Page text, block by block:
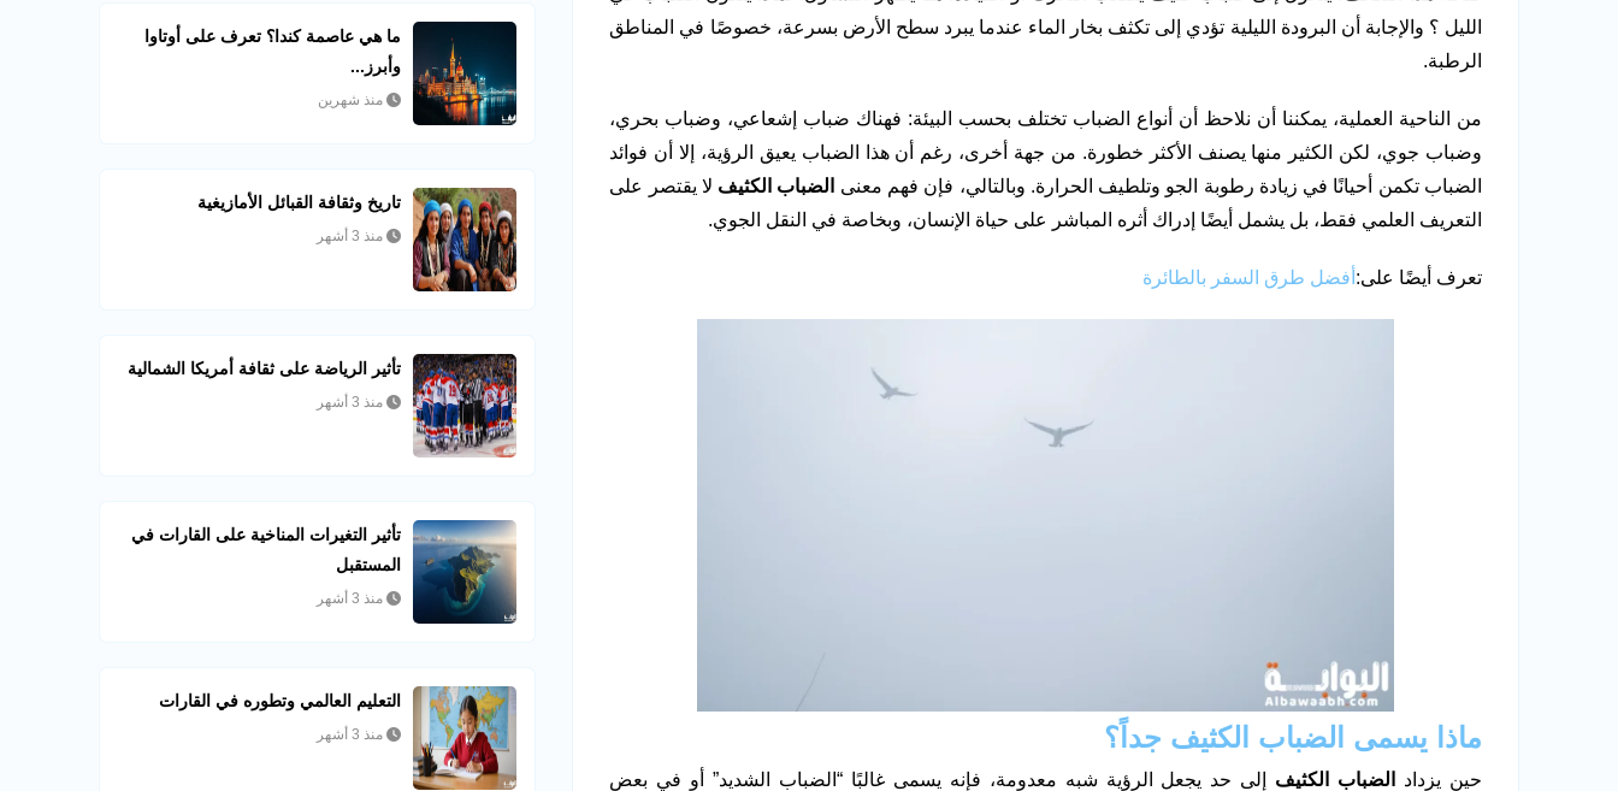
الليل ؟ والإجابة أن البرودة الليلية تؤدي إلى تكثف بخار الماء عندما يبرد سطح الأرض بسرعة، خصوصًا في المناطق
الرطبة.
من الناحية العملية، يمكننا أن نلاحظ أن أنواع الضباب تختلف بحسب البيئة: فهناك ضباب إشعاعي، وضباب بحري،
وضباب جوي، لكن الكثير منها يصنف الأكثر خطورة. من جهة أخرى، رغم أن هذا الضباب يعيق الرؤية، إلا أن فوائد
الضباب تكمن أحيانًا في زيادة رطوبة الجو وتلطيف الحرارة. وبالتالي، فإن فهم معنى
الضباب الكثيف لا يقتصر على
التعريف العلمي فقط، بل يشمل أيضًا إدراك أثره المباشر على حياة الإنسان، وبخاصة في النقل الجوي.
تعرف أيضًا على: أفضل طرق السفر بالطائرة
ماذا يسمى الضباب الكثيف جداً؟
حين يزداد الضباب الكثيف إلى حد يجعل الرؤية شبه معدومة، فإنه يسمى غالبًا “الضباب الشديد” أو في بعض
ما هي عاصمة كندا؟ تعرف على أوتاوا
وأبرز...
منذ شهرين
تاريخ وثقافة القبائل الأمازيغية
منذ 3 أشهر
تأثير الرياضة على ثقافة أمريكا الشمالية
منذ 3 أشهر
تأثير التغيرات المناخية على القارات في
المستقبل
منذ 3 أشهر
التعليم العالمي وتطوره في القارات
منذ 3 أشهر